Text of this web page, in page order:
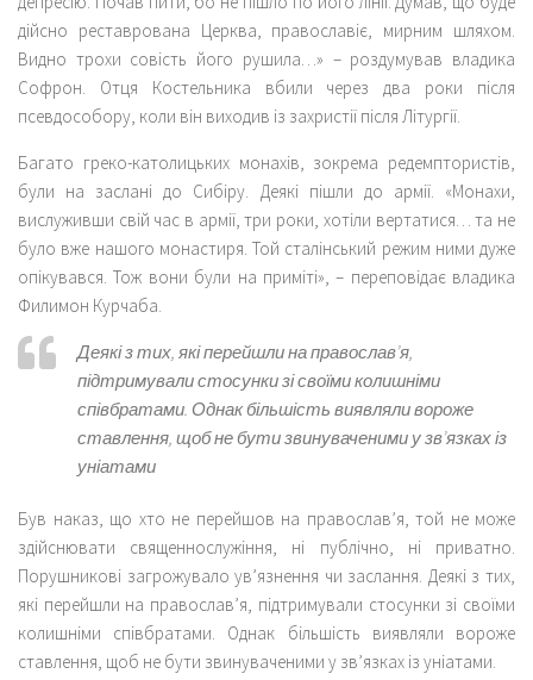
дійсно реставрована Церква, православіє, мирним шляхом.
Видно трохи совість його рушила…» – роздумував владика
Софрон. Отця Костельника вбили через два роки після
псевдособору, коли він виходив із захристії після Літургії.
Багато греко-католицьких монахів, зокрема редемптористів,
були на заслані до Сибіру. Деякі пішли до армії. «Монахи,
вислуживши свій час в армії, три роки, хотіли вертатися… та не
було вже нашого монастиря. Той сталінський режим ними дуже
опікувався. Тож вони були на приміті», – переповідає владика
Филимон Курчаба.
Деякі з тих, які перейшли на православ’я,
підтримували стосунки зі своїми колишніми
співбратами. Однак більшість виявляли вороже
ставлення, щоб не бути звинуваченими у зв’язках із
уніатами
Був наказ, що хто не перейшов на православ’я, той не може
здійснювати священнослужіння, ні публічно, ні приватно.
Порушникові загрожувало ув’язнення чи заслання. Деякі з тих,
які перейшли на православ’я, підтримували стосунки зі своїми
колишніми співбратами. Однак більшість виявляли вороже
ставлення, щоб не бути звинуваченими у зв’язках із уніатами.